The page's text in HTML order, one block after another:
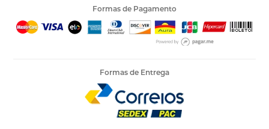
Formas de Pagamento
Formas de Entrega